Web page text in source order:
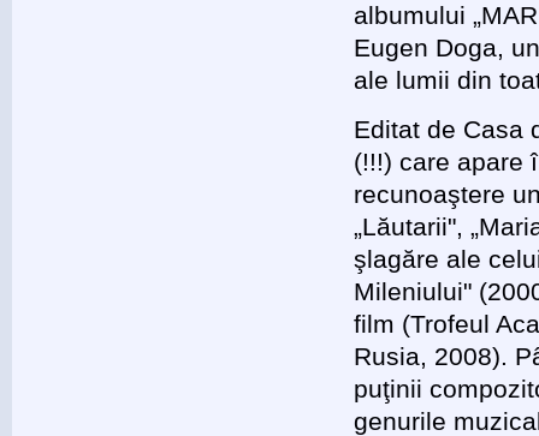
albumului
Eugen Doga,
ale lumii din
Editat de Casa
(!!!) care apare
recunoaştere
„Lăutarii",
şlagăre ale
Mileniului"
film (Trofeul
Rusia, 2008).
puţinii
genurile